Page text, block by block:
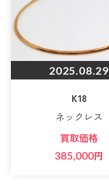
2025.08.29
K18
ネックレス
買取価格
385,000円